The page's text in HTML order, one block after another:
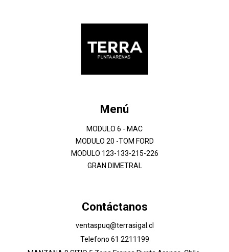
Menú
MODULO 6 - MAC
MODULO 20 -TOM FORD
MODULO 123-133-215-226
GRAN DIMETRAL
Contáctanos
ventaspuq@terrasigal.cl
Telefono 61 2211199